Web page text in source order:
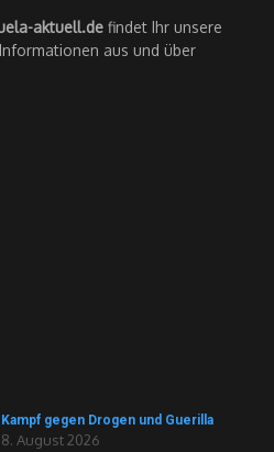
aktuell.de findet Ihr unsere
aus und über
Kampf gegen Drogen und Guerilla
8. August 2026